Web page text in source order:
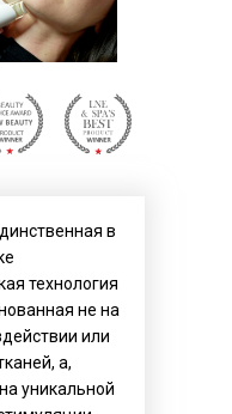
в
технология
не на
или
а,
уникальной